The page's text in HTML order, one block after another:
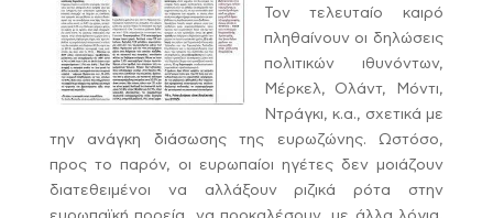
Τον τελευταίο καιρό
πληθαίνουν οι δηλώσεις
πολιτικών ιθυνόντων,
Μέρκελ, Ολάντ, Μόντι,
Ντράγκι, κ.α., σχετικά με
την ανάγκη διάσωσης της ευρωζώνης. Ωστόσο,
προς το παρόν, οι ευρωπαίοι ηγέτες δεν μοιάζουν
διατεθειμένοι να αλλάξουν ριζικά ρότα στην